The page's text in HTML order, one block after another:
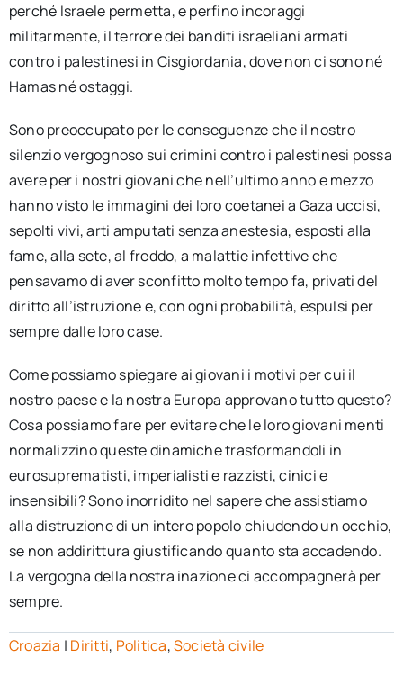
perché Israele permetta, e perfino incoraggi
militarmente, il terrore dei banditi israeliani armati
contro i palestinesi in Cisgiordania, dove non ci sono né
Hamas né ostaggi.
Sono preoccupato per le conseguenze che il nostro
silenzio vergognoso sui crimini contro i palestinesi possa
avere per i nostri giovani che nell’ultimo anno e mezzo
hanno visto le immagini dei loro coetanei a Gaza uccisi,
sepolti vivi, arti amputati senza anestesia, esposti alla
fame, alla sete, al freddo, a malattie infettive che
pensavamo di aver sconfitto molto tempo fa, privati ​​del
diritto all’istruzione e, con ogni probabilità, espulsi per
sempre dalle loro case.
Come possiamo spiegare ai giovani i motivi per cui il
nostro paese e la nostra Europa approvano tutto questo?
Cosa possiamo fare per evitare che le loro giovani menti
normalizzino queste dinamiche trasformandoli in
eurosuprematisti, imperialisti e razzisti, cinici e
insensibili? Sono inorridito nel sapere che assistiamo
alla distruzione di un intero popolo chiudendo un occhio,
se non addirittura giustificando quanto sta accadendo.
La vergogna della nostra inazione ci accompagnerà per
sempre.
Croazia | Diritti, Politica,Società civile